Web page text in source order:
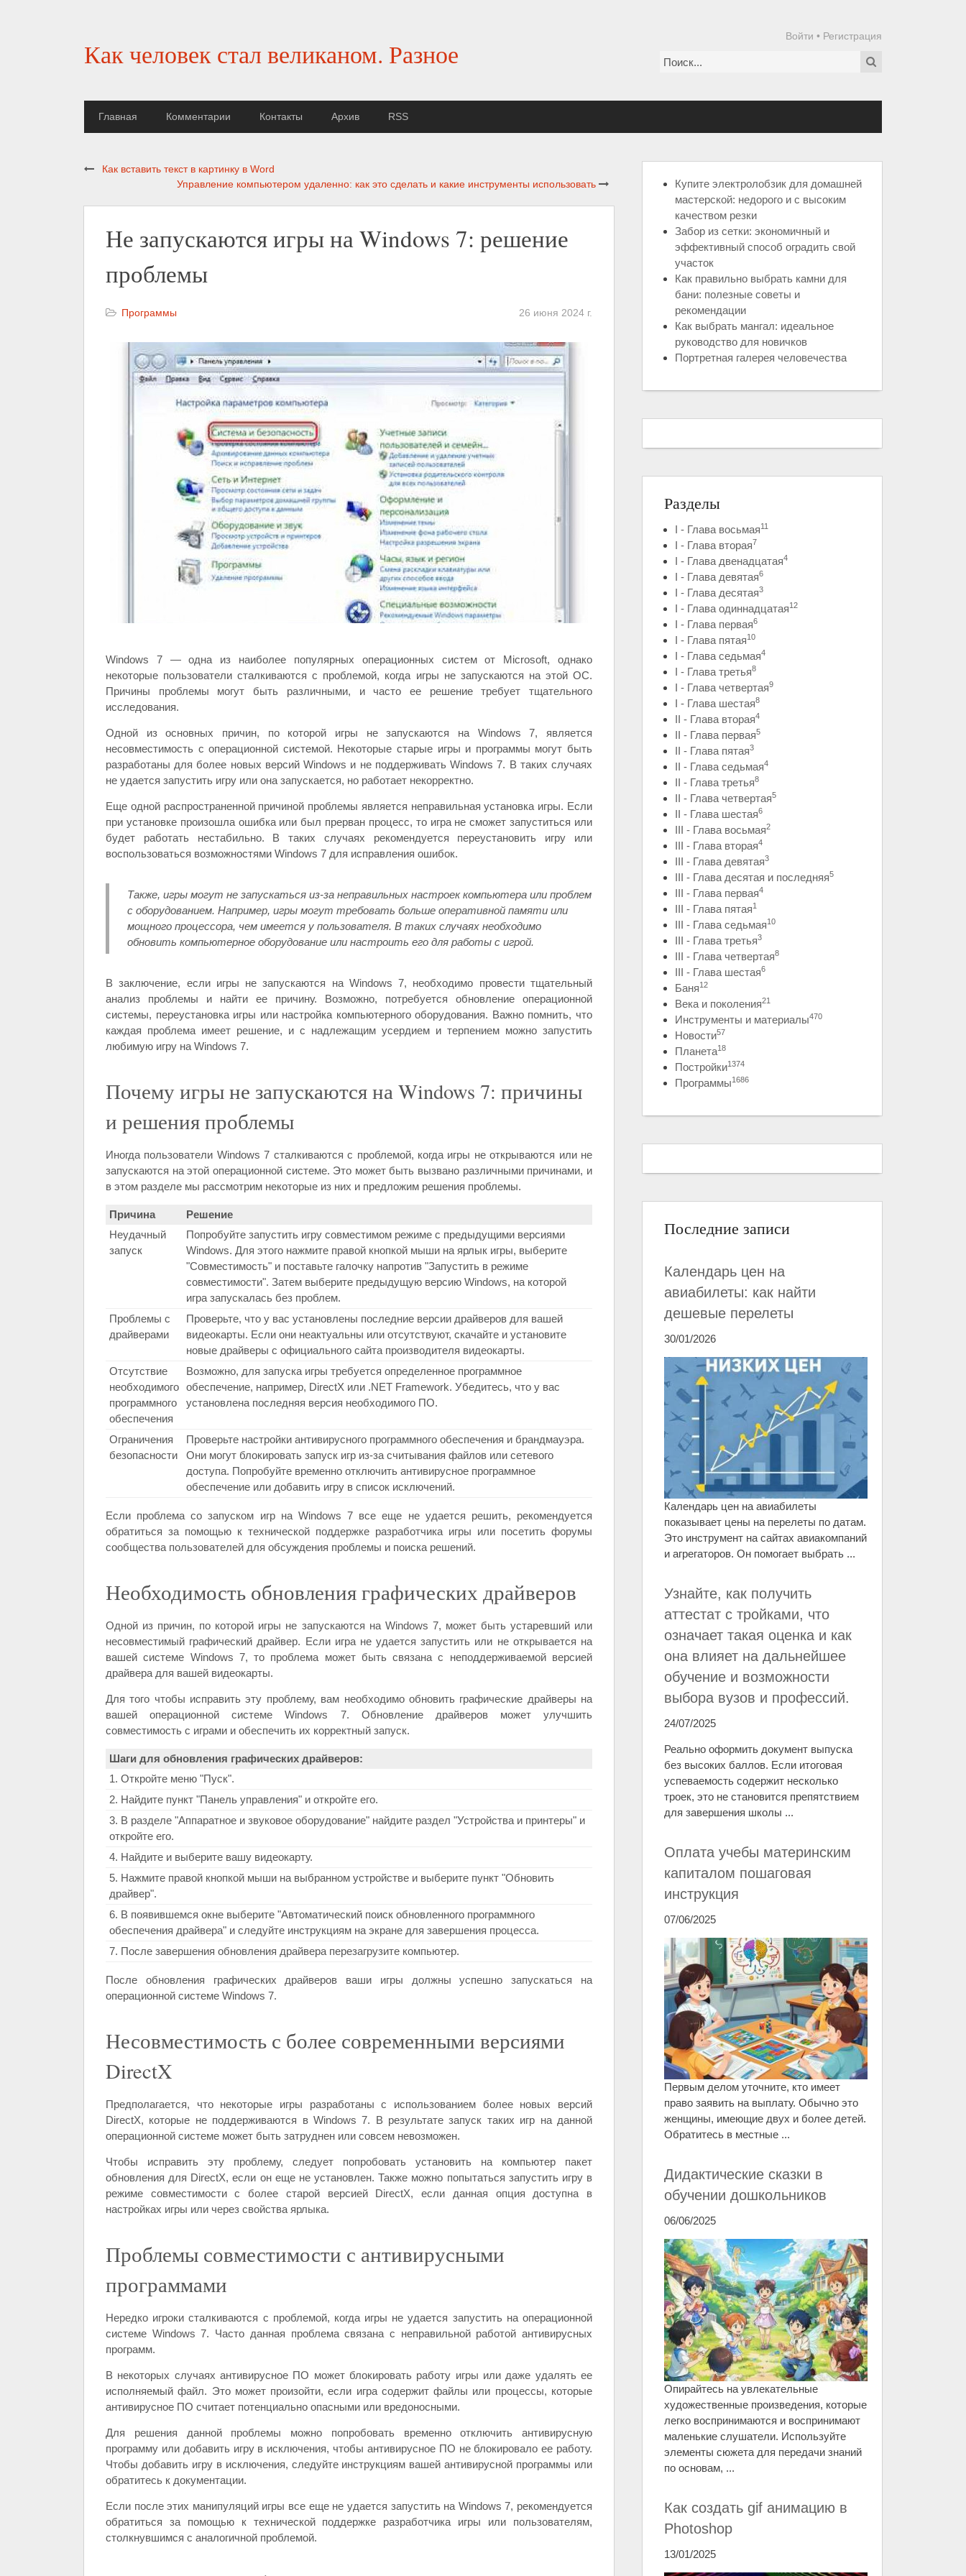
Как человек стал великаном. Разное
Войти • Регистрация
Главная Комментарии Контакты Архив RSS
Как вставить текст в картинку в Word
Управление компьютером удаленно: как это сделать и какие инструменты использовать
Не запускаются игры на Windows 7: решение
проблемы
Программы 26 июня 2024 г.
Windows 7 — одна из наиболее популярных операционных систем от Microsoft, однако
некоторые пользователи сталкиваются с проблемой, когда игры не запускаются на этой ОС.
Причины проблемы могут быть различными, и часто ее решение требует тщательного
исследования.
Одной из основных причин, по которой игры не запускаются на Windows 7, является
несовместимость с операционной системой. Некоторые старые игры и программы могут быть
разработаны для более новых версий Windows и не поддерживать Windows 7. В таких случаях
не удается запустить игру или она запускается, но работает некорректно.
Еще одной распространенной причиной проблемы является неправильная установка игры. Если
при установке произошла ошибка или был прерван процесс, то игра не сможет запуститься или
будет работать нестабильно. В таких случаях рекомендуется переустановить игру или
воспользоваться возможностями Windows 7 для исправления ошибок.
Также, игры могут не запускаться из-за неправильных настроек компьютера или проблем
с оборудованием. Например, игры могут требовать больше оперативной памяти или
мощного процессора, чем имеется у пользователя. В таких случаях необходимо
обновить компьютерное оборудование или настроить его для работы с игрой.
В заключение, если игры не запускаются на Windows 7, необходимо провести тщательный
анализ проблемы и найти ее причину. Возможно, потребуется обновление операционной
системы, переустановка игры или настройка компьютерного оборудования. Важно помнить, что
каждая проблема имеет решение, и с надлежащим усердием и терпением можно запустить
любимую игру на Windows 7.
Почему игры не запускаются на Windows 7: причины
и решения проблемы
Иногда пользователи Windows 7 сталкиваются с проблемой, когда игры не открываются или не
запускаются на этой операционной системе. Это может быть вызвано различными причинами, и
в этом разделе мы рассмотрим некоторые из них и предложим решения проблемы.
Причина
Решение
Неудачный
запуск
Попробуйте запустить игру совместимом режиме с предыдущими версиями
Windows. Для этого нажмите правой кнопкой мыши на ярлык игры, выберите
"Совместимость" и поставьте галочку напротив "Запустить в режиме
совместимости". Затем выберите предыдущую версию Windows, на которой
игра запускалась без проблем.
Проблемы с
драйверами
Проверьте, что у вас установлены последние версии драйверов для вашей
видеокарты. Если они неактуальны или отсутствуют, скачайте и установите
новые драйверы с официального сайта производителя видеокарты.
Отсутствие
необходимого
программного
обеспечения
Возможно, для запуска игры требуется определенное программное
обеспечение, например, DirectX или .NET Framework. Убедитесь, что у вас
установлена последняя версия необходимого ПО.
Ограничения
безопасности
Проверьте настройки антивирусного программного обеспечения и брандмауэра.
Они могут блокировать запуск игр из-за считывания файлов или сетевого
доступа. Попробуйте временно отключить антивирусное программное
обеспечение или добавить игру в список исключений.
Если проблема со запуском игр на Windows 7 все еще не удается решить, рекомендуется
обратиться за помощью к технической поддержке разработчика игры или посетить форумы
сообщества пользователей для обсуждения проблемы и поиска решений.
Необходимость обновления графических драйверов
Одной из причин, по которой игры не запускаются на Windows 7, может быть устаревший или
несовместимый графический драйвер. Если игра не удается запустить или не открывается на
вашей системе Windows 7, то проблема может быть связана с неподдерживаемой версией
драйвера для вашей видеокарты.
Для того чтобы исправить эту проблему, вам необходимо обновить графические драйверы на
вашей операционной системе Windows 7. Обновление драйверов может улучшить
совместимость с играми и обеспечить их корректный запуск.
Шаги для обновления графических драйверов:
1. Откройте меню "Пуск".
2. Найдите пункт "Панель управления" и откройте его.
3. В разделе "Аппаратное и звуковое оборудование" найдите раздел "Устройства и принтеры" и
откройте его.
4. Найдите и выберите вашу видеокарту.
5. Нажмите правой кнопкой мыши на выбранном устройстве и выберите пункт "Обновить
драйвер".
6. В появившемся окне выберите "Автоматический поиск обновленного программного
обеспечения драйвера" и следуйте инструкциям на экране для завершения процесса.
7. После завершения обновления драйвера перезагрузите компьютер.
После обновления графических драйверов ваши игры должны успешно запускаться на
операционной системе Windows 7.
Несовместимость с более современными версиями
DirectX
Предполагается, что некоторые игры разработаны с использованием более новых версий
DirectX, которые не поддерживаются в Windows 7. В результате запуск таких игр на данной
операционной системе может быть затруднен или совсем невозможен.
Чтобы исправить эту проблему, следует попробовать установить на компьютер пакет
обновления для DirectX, если он еще не установлен. Также можно попытаться запустить игру в
режиме совместимости с более старой версией DirectX, если данная опция доступна в
настройках игры или через свойства ярлыка.
Проблемы совместимости с антивирусными
программами
Нередко игроки сталкиваются с проблемой, когда игры не удается запустить на операционной
системе Windows 7. Часто данная проблема связана с неправильной работой антивирусных
программ.
В некоторых случаях антивирусное ПО может блокировать работу игры или даже удалять ее
исполняемый файл. Это может произойти, если игра содержит файлы или процессы, которые
антивирусное ПО считает потенциально опасными или вредоносными.
Для решения данной проблемы можно попробовать временно отключить антивирусную
программу или добавить игру в исключения, чтобы антивирусное ПО не блокировало ее работу.
Чтобы добавить игру в исключения, следуйте инструкциям вашей антивирусной программы или
обратитесь к документации.
Если после этих манипуляций игры все еще не удается запустить на Windows 7, рекомендуется
обратиться за помощью к технической поддержке разработчика игры или пользователям,
столкнувшимся с аналогичной проблемой.
Купите электролобзик для домашней
мастерской: недорого и с высоким
качеством резки
Забор из сетки: экономичный и
эффективный способ оградить свой
участок
Как правильно выбрать камни для
бани: полезные советы и
рекомендации
Как выбрать мангал: идеальное
руководство для новичков
Портретная галерея человечества
Разделы
I - Глава восьмая11
I - Глава вторая7
I - Глава двенадцатая4
I - Глава девятая6
I - Глава десятая3
I - Глава одиннадцатая12
I - Глава первая6
I - Глава пятая10
I - Глава седьмая4
I - Глава третья8
I - Глава четвертая9
I - Глава шестая8
II - Глава вторая4
II - Глава первая5
II - Глава пятая3
II - Глава седьмая4
II - Глава третья8
II - Глава четвертая5
II - Глава шестая6
III - Глава восьмая2
III - Глава вторая4
III - Глава девятая3
III - Глава десятая и последняя5
III - Глава первая4
III - Глава пятая1
III - Глава седьмая10
III - Глава третья3
III - Глава четвертая8
III - Глава шестая6
Баня12
Века и поколения21
Инструменты и материалы470
Новости57
Планета18
Постройки1374
Программы1686
Последние записи
Календарь цен на
авиабилеты: как найти
дешевые перелеты
30/01/2026
Календарь цен на авиабилеты
показывает цены на перелеты по датам.
Это инструмент на сайтах авиакомпаний
и агрегаторов. Он помогает выбрать ...
Узнайте, как получить
аттестат с тройками, что
означает такая оценка и как
она влияет на дальнейшее
обучение и возможности
выбора вузов и профессий.
24/07/2025
Реально оформить документ выпуска
без высоких баллов. Если итоговая
успеваемость содержит несколько
троек, это не становится препятствием
для завершения школы ...
Оплата учебы материнским
капиталом пошаговая
инструкция
07/06/2025
Первым делом уточните, кто имеет
право заявить на выплату. Обычно это
женщины, имеющие двух и более детей.
Обратитесь в местные ...
Дидактические сказки в
обучении дошкольников
06/06/2025
Опирайтесь на увлекательные
художественные произведения, которые
легко воспринимаются и воспринимают
маленькие слушатели. Используйте
элементы сюжета для передачи знаний
по основам, ...
Как создать gif анимацию в
Photoshop
13/01/2025